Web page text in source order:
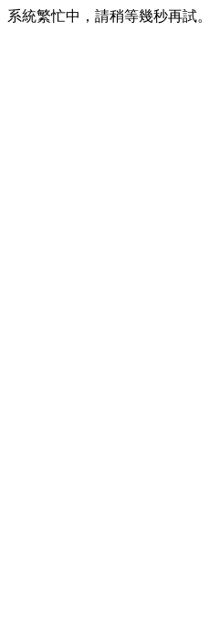
系統繁忙中，請稍等幾秒再試。